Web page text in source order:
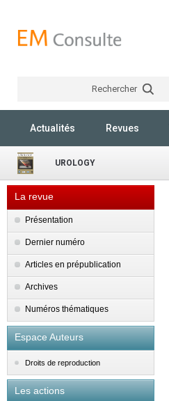
Rechercher
Actualités Revues
UROLOGY
La revue
Présentation
Dernier numéro
Articles en prépublication
Archives
Numéros thématiques
Espace Auteurs
Droits de reproduction
Les actions